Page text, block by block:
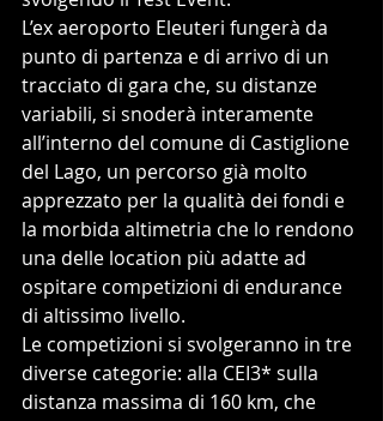
L’ex aeroporto Eleuteri fungerà da
punto di partenza e di arrivo di un
tracciato di gara che, su distanze
variabili, si snoderà interamente
all’interno del comune di Castiglione
del Lago, un percorso già molto
apprezzato per la qualità dei fondi e
la morbida altimetria che lo rendono
una delle location più adatte ad
ospitare competizioni di endurance
di altissimo livello.
Le competizioni si svolgeranno in tre
diverse categorie: alla CEI3* sulla
distanza massima di 160 km, che